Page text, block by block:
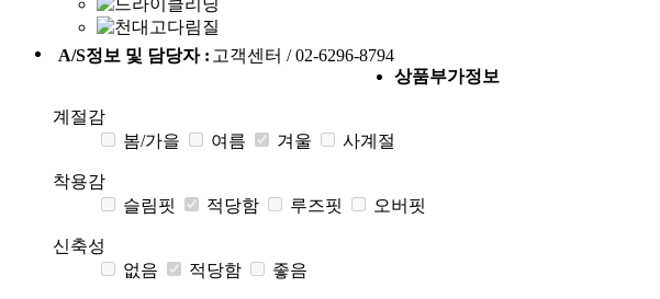
A/S정보 및 담당자 : 고객센터 / 02-6296-8794
상품부가정보
계절감
봄/가을
여름 겨울 사계절
착용감
슬림핏
적당함 루즈핏 오버핏
신축성
없음
적당함 좋음